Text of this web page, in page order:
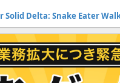
Solid Delta: Snake Eater